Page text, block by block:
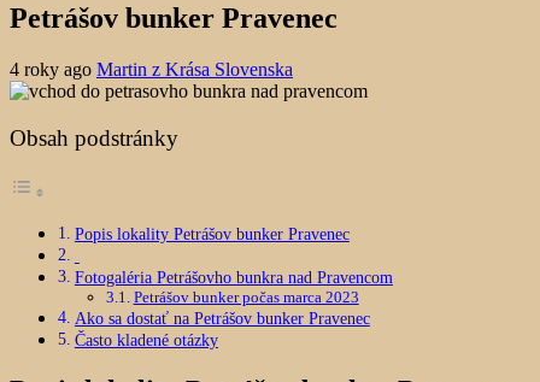
Petrášov bunker Pravenec
4 roky ago Martin z Krása Slovenska
Obsah podstránky
Popis lokality Petrášov bunker Pravenec
Fotogaléria Petrášovho bunkra nad Pravencom
Petrášov bunker počas marca 2023
Ako sa dostať na Petrášov bunker Pravenec
Často kladené otázky